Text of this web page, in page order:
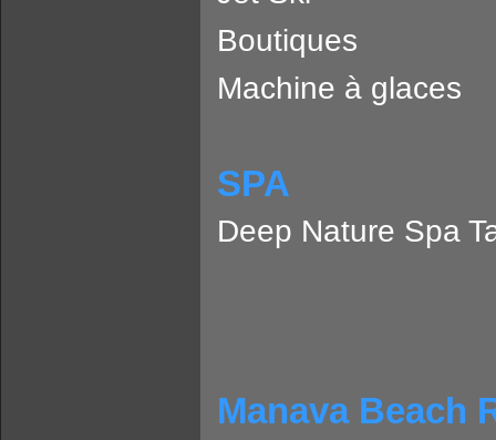
Boutiques
Machine à glaces
SPA
Deep Nature Spa
Manava Beach